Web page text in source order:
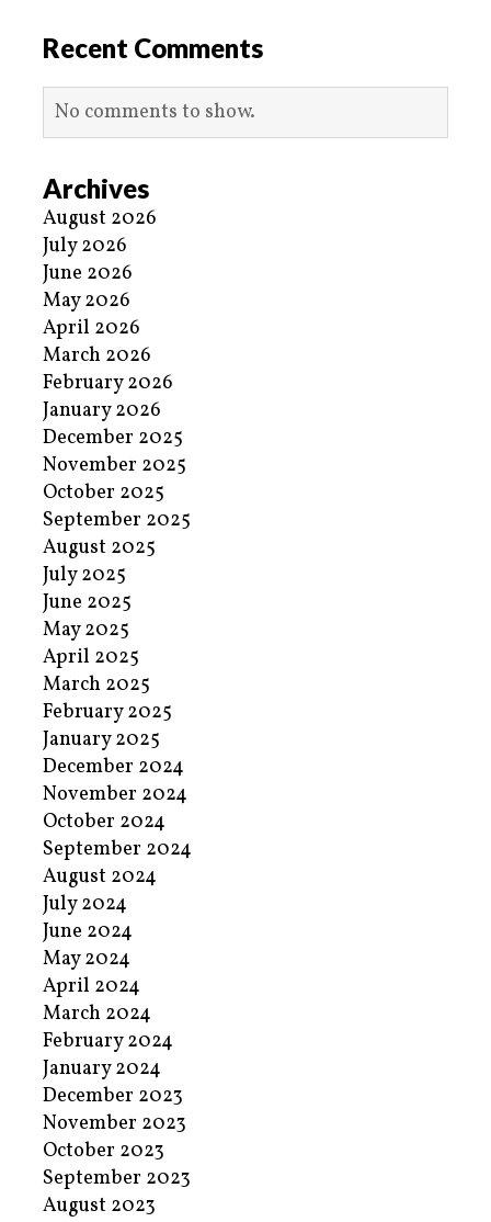
Recent Comments
No comments to show.
Archives
August 2026
July 2026
June 2026
May 2026
April 2026
March 2026
February 2026
January 2026
December 2025
November 2025
October 2025
September 2025
August 2025
July 2025
June 2025
May 2025
April 2025
March 2025
February 2025
January 2025
December 2024
November 2024
October 2024
September 2024
August 2024
July 2024
June 2024
May 2024
April 2024
March 2024
February 2024
January 2024
December 2023
November 2023
October 2023
September 2023
August 2023